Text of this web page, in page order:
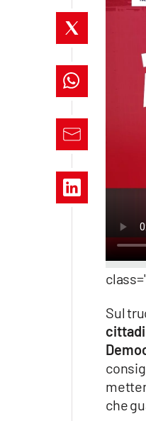
lacapitalenews.it
Sul
che